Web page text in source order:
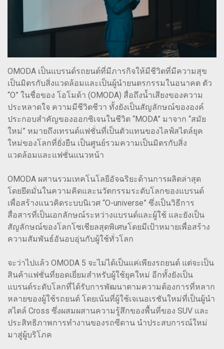
OMODA เป็นแบรนด์รถยนต์ที่มีภารกิจให้มีชีวิตที่มีความสุข
เป็นมิตรกับสิ่งแวดล้อมและเป็นผู้นำยนตรกรรมในอนาคต ตัว
“O” ในชื่อของ โอโมด้า (OMODA) สื่อถึงน้ำเสียงของความ
ประหลาดใจ ความมีชีวิตชีวา ทั้งยังเป็นสัญลักษณ์ขององค์
ประกอบสำคัญของออกซิเจนในชีวิต “MODA” มาจาก “สมัย
ใหม่” หมายถึงเทรนด์แฟชั่นที่เป็นตัวแทนของไลฟ์สไตล์ยุค
ใหม่ของโลกที่ยั่งยืน เป็นศูนย์รวมความเป็นมิตรกับสิ่ง
แวดล้อมและแฟชั่นแนวหน้า
OMODA ผสานรวมเทคโนโลยีอัจฉริยะด้านการผลิตล่าสุด
โดยยึดมั่นในความคิดและนวัตกรรมระดับโลกของแบรนด์
เพื่อสร้างแนวคิดระบบนิเวศ “O-universe” ซึ่งเป็นวิธีการ
สื่อสารที่เป็นเอกลักษณ์ระหว่างแบรนด์และผู้ใช้ และยังเป็น
สัญลักษณ์ของโลกโซเชียลสุดพิเศษโดยมีเป้าหมายเพื่อสร้าง
ความสัมพันธ์อันอบอุ่นกับผู้ใช้ทั่วโลก
จะว่าไปแล้ว OMODA 5 จะไม่ได้เป็นแค่เพียงรถยนต์ แต่จะเป็น
สินค้าแฟชั่นที่ยอดเยี่ยมสำหรับผู้ใช้ยุคใหม่ อีกทั้งยังเป็น
แบรนด์ระดับโลกที่ได้รับการพัฒนาตามความต้องการที่หลาก
หลายของผู้ใช้รถยนต์ โดยเน้นที่ผู้ใช้เจเนอเรชันใหม่ที่เป็นผู้นำ
สไตล์ Cross ซึ่งผสมผสานความรู้สึกของพื้นที่ของ SUV และ
ประสิทธิภาพการทำงานของรถซีดาน นำประสบการณ์ใหม่
มาสู่ผู้บริโภค